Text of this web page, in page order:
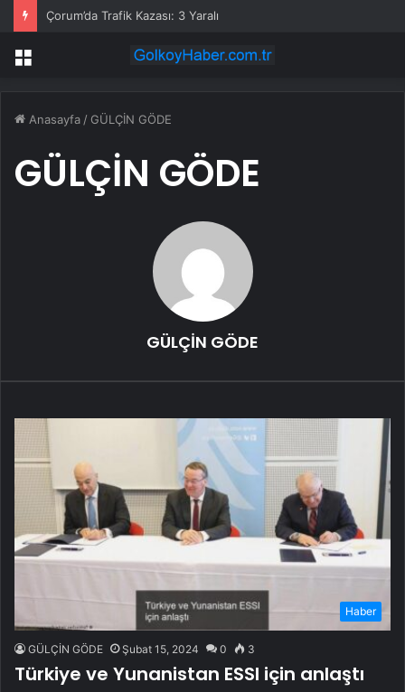
Çorum’da Trafik Kazası: 3 Yaralı
Menü
Anasayfa / GÜLÇİN GÖDE
GÜLÇİN GÖDE
GÜLÇİN GÖDE
Haber
GÜLÇİN GÖDE Şubat 15, 2024 0 3
Türkiye ve Yunanistan ESSI için anlaştı